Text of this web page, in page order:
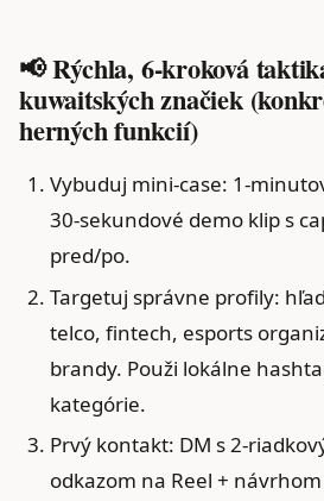
📢 Rýchla, 6-kroková
kuwaitských značiek
herných funkcií)
Vybuduj mini‑case:
30‑sekundové demo klip s
pred/po.
Targetuj správne profily:
telco, fintech, esports
brandy. Použi lokálne
kategórie.
Prvý kontakt: DM s
odkazom na Reel +